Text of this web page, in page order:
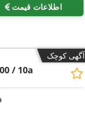
اطلاعات قیمت
آگهی کوچک
/ 10a